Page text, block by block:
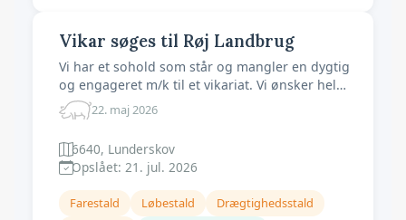
Vikar søges til Røj Landbrug
Vi har et sohold som står og mangler en dygtig
og engageret m/k til et vikariat. Vi ønsker hele
tiden at udvikle os og forbedre de gode
resultater vi allerede har. Vi mangler lidt ekstra
hjælp de næste 2 måneder, er det dig? Du
kommer til at indgå i et godt team. Vi har et
godt arbejdsmiljø og vi hj
22. maj 2026
6640, Lunderskov
Opslået: 21. jul. 2026
Farestald Løbestald
Drægtighedsstald